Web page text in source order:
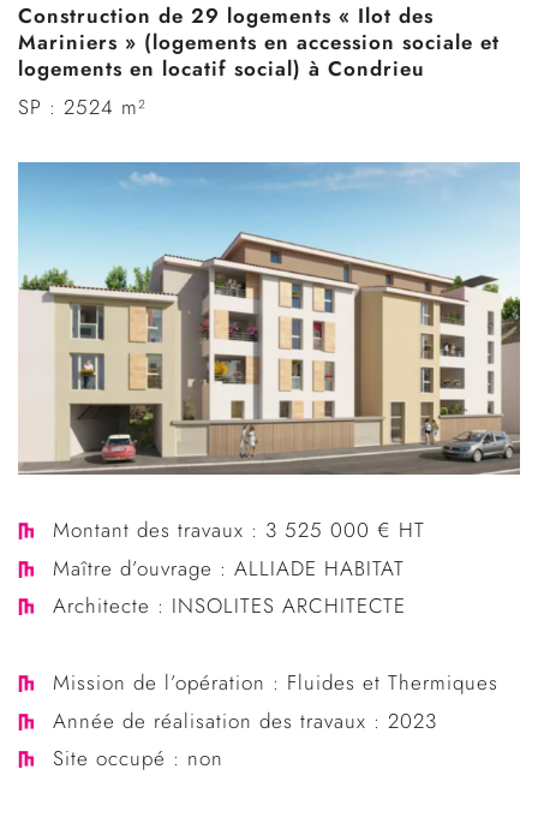
Construction de 29 logements « Ilot des
Mariniers » (logements en accession sociale et
logements en locatif social) à Condrieu
SP : 2524 m²
Montant des travaux : 3 525 000 € HT
Maître d’ouvrage : ALLIADE HABITAT
Architecte : INSOLITES ARCHITECTE
Mission de l’opération : Fluides et Thermiques
Année de réalisation des travaux : 2023
Site occupé : non